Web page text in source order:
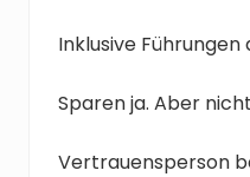
Inklusive
Sparen ja. Aber
Vertrauensperson